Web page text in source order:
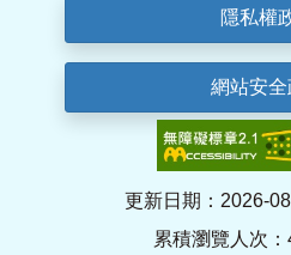
隱私權
網站安
更新日期：2026-
累積瀏覽人次